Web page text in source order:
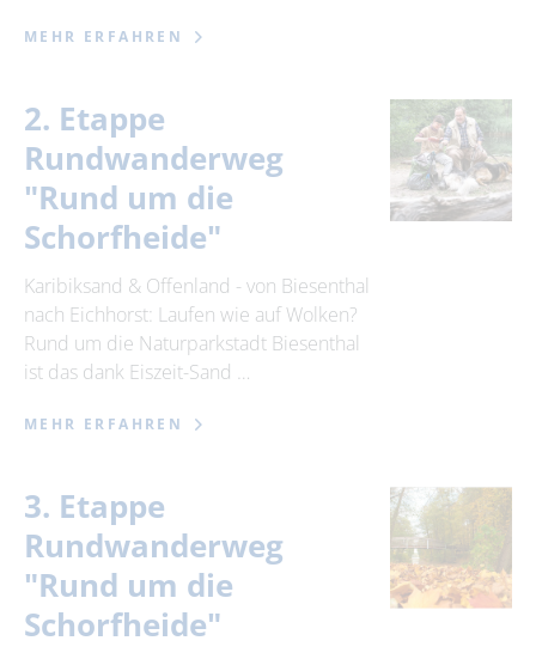
MEHR ERFAHREN
2. Etappe
Rundwanderweg
"Rund um die
Schorfheide"
Karibiksand & Offenland - von Biesenthal
nach Eichhorst: Laufen wie auf Wolken?
Rund um die Naturparkstadt Biesenthal
ist das dank Eiszeit-Sand …
MEHR ERFAHREN
3. Etappe
Rundwanderweg
"Rund um die
Schorfheide"